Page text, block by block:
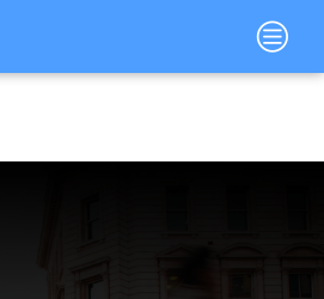
Main
Menu